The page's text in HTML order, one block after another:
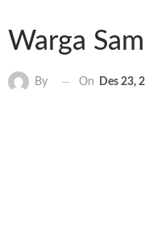
Warga
By On Des 23,